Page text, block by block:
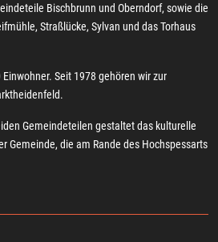
Bischbrunn und Oberndorf, sowie die
Straßlücke, Sylvan und das Torhaus
Seit 1978 gehören wir zur
Gemeindeteilen gestaltet das kulturelle
Gemeinde, die am Rande des Hochspessarts